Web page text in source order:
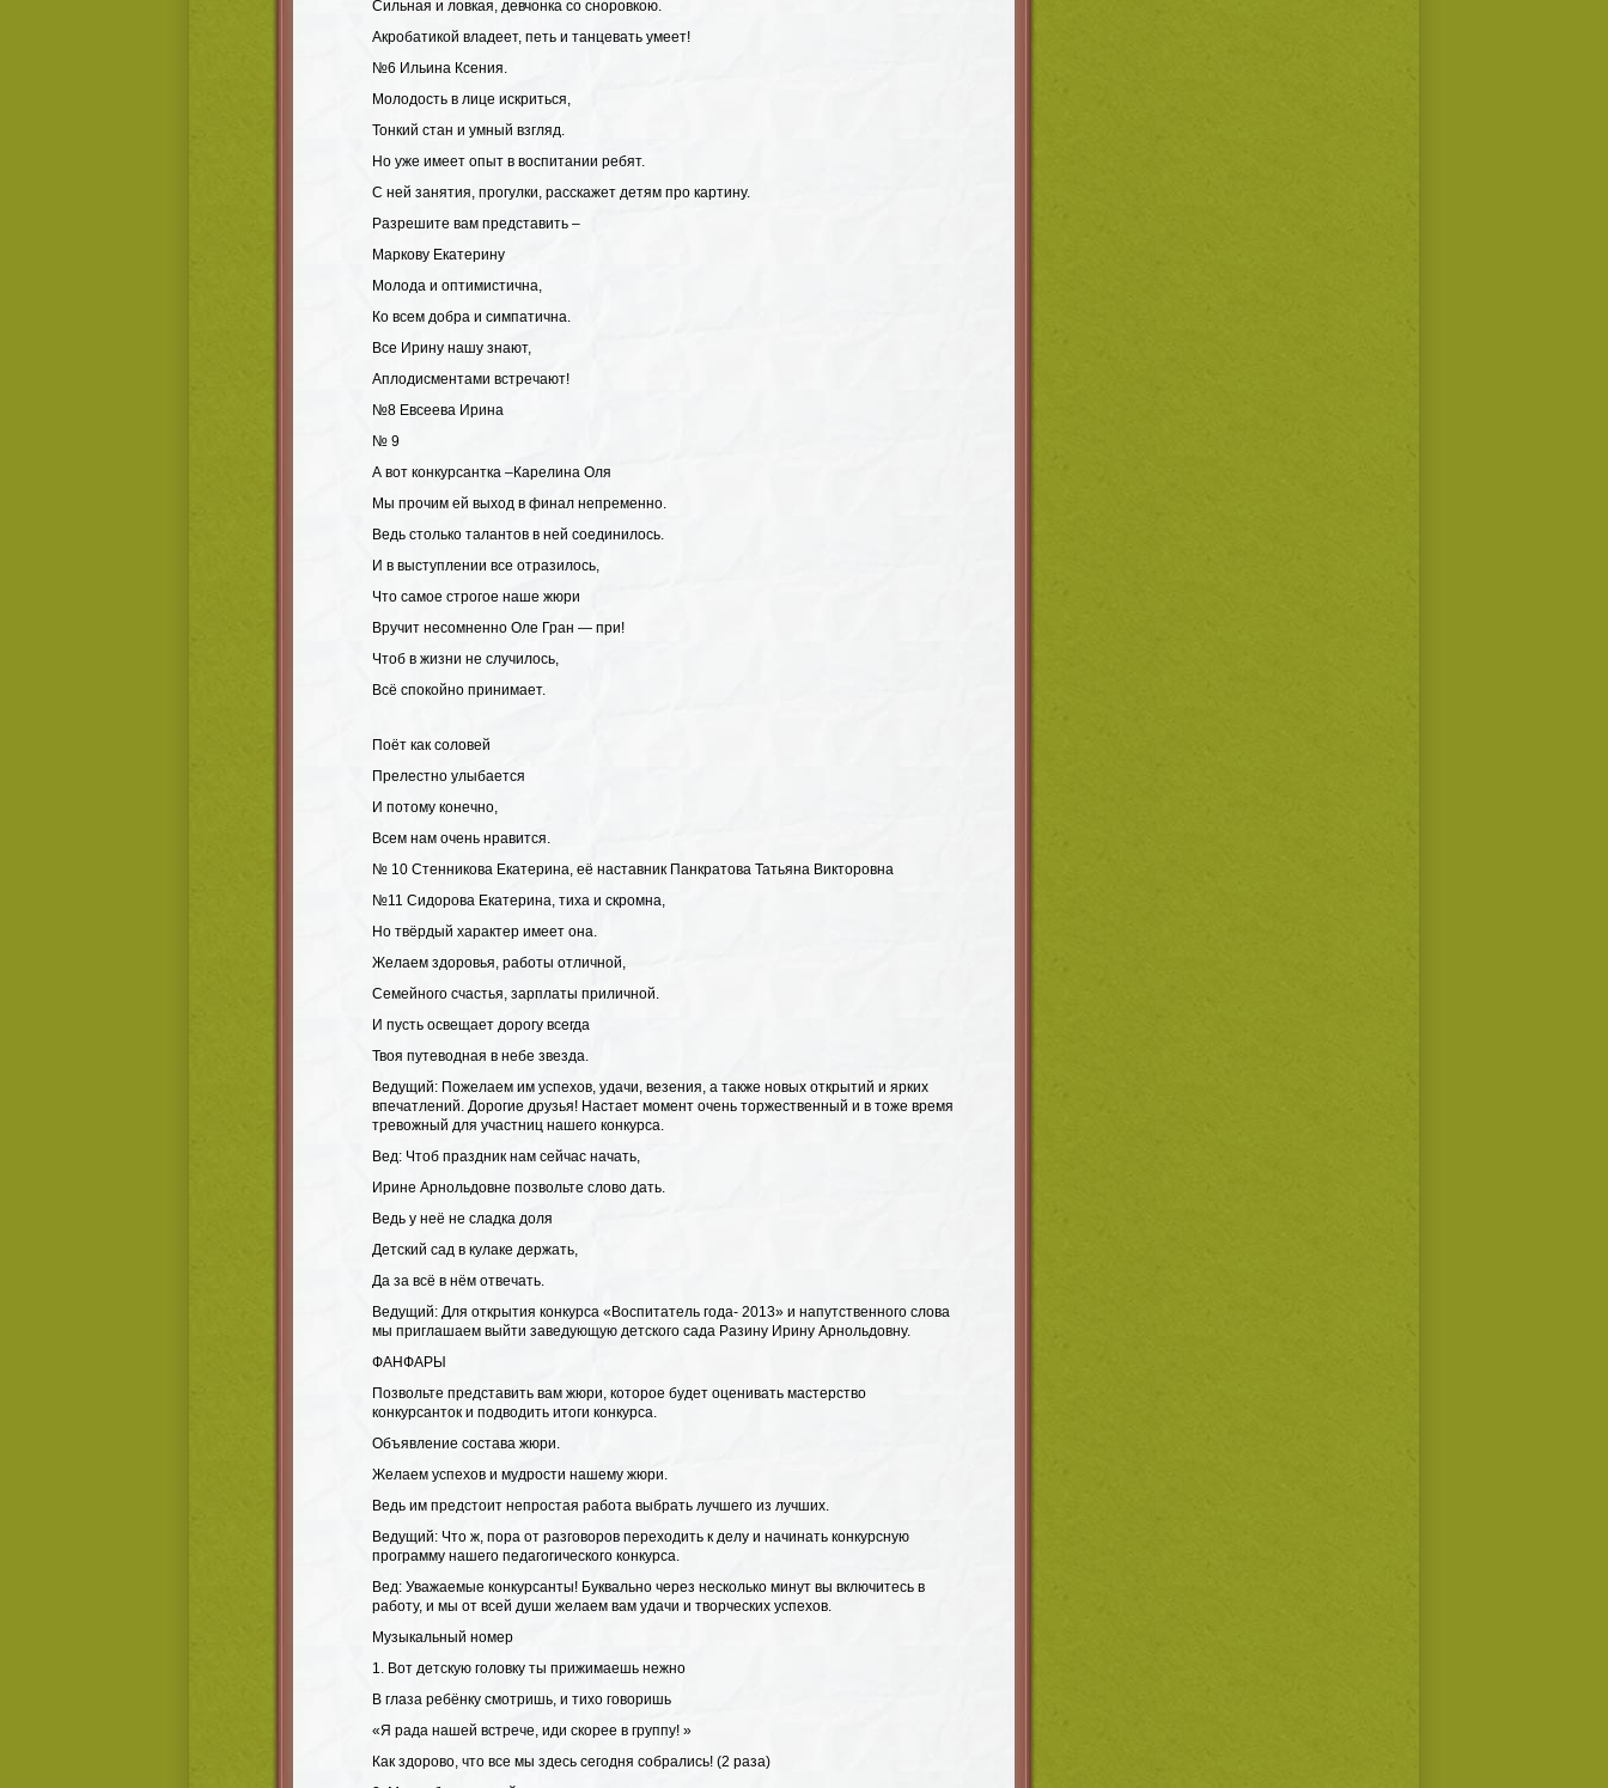
Сильная и ловкая, девчонка со сноровкою.
Акробатикой владеет, петь и танцевать умеет!
№6 Ильина Ксения.
Молодость в лице искриться,
Тонкий стан и умный взгляд.
Но уже имеет опыт в воспитании ребят.
С ней занятия, прогулки, расскажет детям про картину.
Разрешите вам представить –
Маркову Екатерину
Молода и оптимистична,
Ко всем добра и симпатична.
Все Ирину нашу знают,
Аплодисментами встречают!
№8 Евсеева Ирина
№ 9
А вот конкурсантка –Карелина Оля
Мы прочим ей выход в финал непременно.
Ведь столько талантов в ней соединилось.
И в выступлении все отразилось,
Что самое строгое наше жюри
Вручит несомненно Оле Гран — при!
Чтоб в жизни не случилось,
Всё спокойно принимает.
Поёт как соловей
Прелестно улыбается
И потому конечно,
Всем нам очень нравится.
№ 10 Стенникова Екатерина, её наставник Панкратова Татьяна Викторовна
№11 Сидорова Екатерина, тиха и скромна,
Но твёрдый характер имеет она.
Желаем здоровья, работы отличной,
Семейного счастья, зарплаты приличной.
И пусть освещает дорогу всегда
Твоя путеводная в небе звезда.
Ведущий: Пожелаем им успехов, удачи, везения, а также новых открытий и ярких
впечатлений. Дорогие друзья! Настает момент очень торжественный и в тоже время
тревожный для участниц нашего конкурса.
Вед: Чтоб праздник нам сейчас начать,
Ирине Арнольдовне позвольте слово дать.
Ведь у неё не сладка доля
Детский сад в кулаке держать,
Да за всё в нём отвечать.
Ведущий: Для открытия конкурса «Воспитатель года- 2013» и напутственного слова
мы приглашаем выйти заведующую детского сада Разину Ирину Арнольдовну.
ФАНФАРЫ
Позвольте представить вам жюри, которое будет оценивать мастерство
конкурсанток и подводить итоги конкурса.
Объявление состава жюри.
Желаем успехов и мудрости нашему жюри.
Ведь им предстоит непростая работа выбрать лучшего из лучших.
Ведущий: Что ж, пора от разговоров переходить к делу и начинать конкурсную
программу нашего педагогического конкурса.
Вед: Уважаемые конкурсанты! Буквально через несколько минут вы включитесь в
работу, и мы от всей души желаем вам удачи и творческих успехов.
Музыкальный номер
1. Вот детскую головку ты прижимаешь нежно
В глаза ребёнку смотришь, и тихо говоришь
«Я рада нашей встрече, иди скорее в группу! »
Как здорово, что все мы здесь сегодня собрались! (2 раза)